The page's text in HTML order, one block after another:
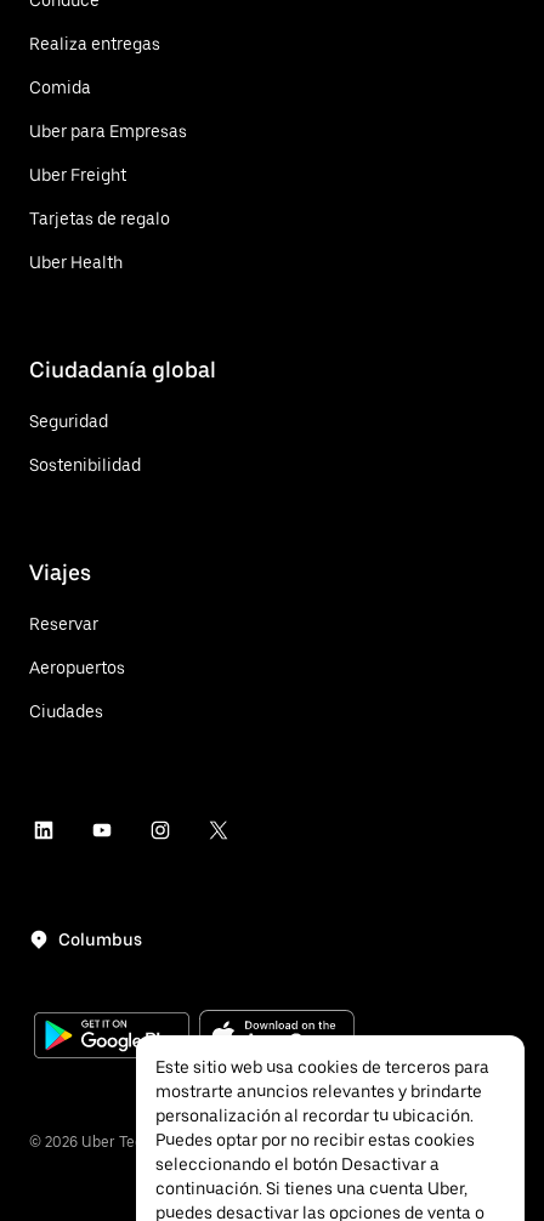
Realiza entregas
Comida
Uber para Empresas
Uber Freight
Tarjetas de regalo
Uber Health
Ciudadanía global
Seguridad
Sostenibilidad
Viajes
Reservar
Aeropuertos
Ciudades
Columbus
© 2026 Uber Technologies, Inc.
Este sitio web usa cookies de terceros para
mostrarte anuncios relevantes y brindarte
personalización al recordar tu ubicación.
Puedes optar por no recibir estas cookies
seleccionando el botón Desactivar a
continuación. Si tienes una cuenta Uber,
puedes desactivar las opciones de venta o